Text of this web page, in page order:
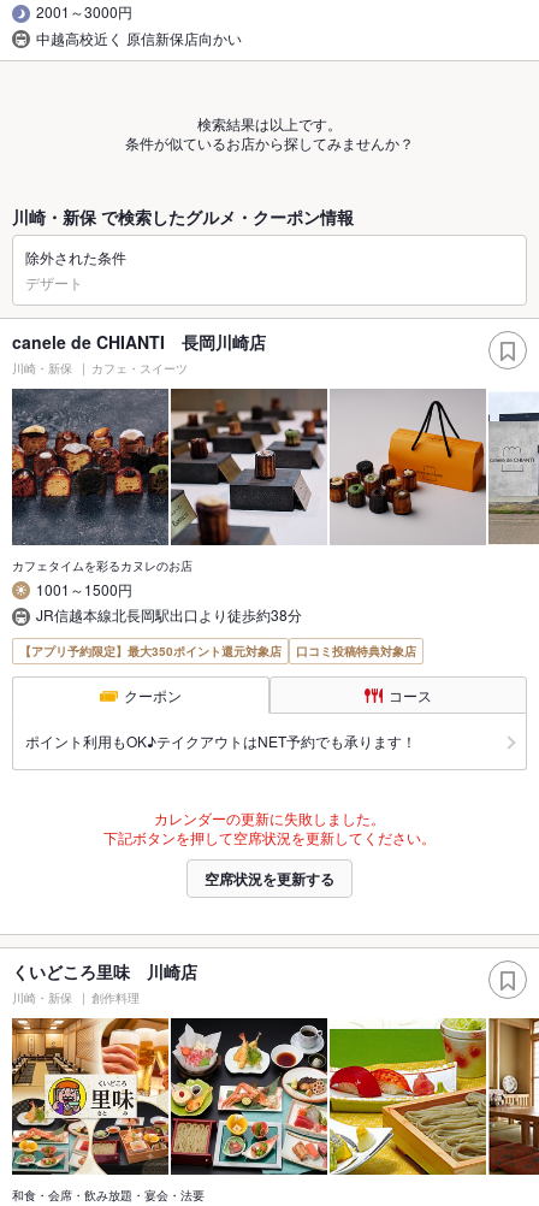
2001～3000円
中越高校近く 原信新保店向かい
検索結果は以上です。
条件が似ているお店から探してみませんか？
川崎・新保 で検索したグルメ・クーポン情報
除外された条件
デザート
canele de CHIANTI 長岡川崎店
川崎・新保 カフェ・スイーツ
カフェタイムを彩るカヌレのお店
1001～1500円
JR信越本線北長岡駅出口より徒歩約38分
【アプリ予約限定】最大350ポイント還元対象店 口コミ投稿特典対象店
クーポン コース
ポイント利用もOK♪テイクアウトはNET予約でも承ります！
カレンダーの更新に失敗しました。
下記ボタンを押して空席状況を更新してください。
空席状況を更新する
くいどころ里味 川崎店
川崎・新保 創作料理
和食・会席・飲み放題・宴会・法要